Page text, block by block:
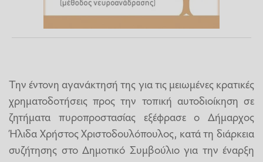
Την έντονη αγανάκτησή της για τις μειωμένες κρατικές
χρηματοδοτήσεις προς την τοπική αυτοδιοίκηση σε
ζητήματα πυροπροστασίας εξέφρασε ο Δήμαρχος
Ήλιδα Χρήστος Χριστοδουλόπουλος, κατά τη διάρκεια
συζήτησης στο Δημοτικό Συμβούλιο για την έναρξη